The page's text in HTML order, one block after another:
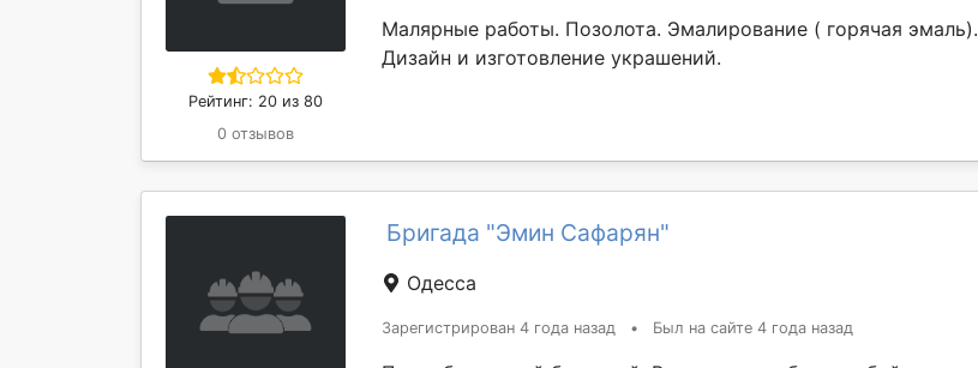
Рейтинг: 20 из 80
0 отзывов
Малярные работы. Позолота. Эмалирование ( горячая эмаль).
Дизайн и изготовление украшений.
Бригада "Эмин Сафарян"
Одесса
Зарегистрирован 4 года назад • Был на сайте 4 года назад